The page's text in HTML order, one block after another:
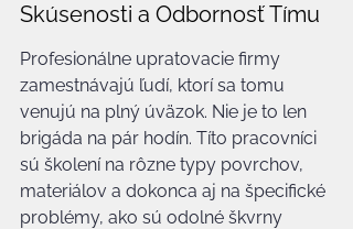
Skúsenosti a Odbornosť Tímu
Profesionálne upratovacie firmy
zamestnávajú ľudí, ktorí sa tomu
venujú na plný úväzok. Nie je to len
brigáda na pár hodín. Títo pracovníci
sú školení na rôzne typy povrchov,
materiálov a dokonca aj na špecifické
problémy, ako sú odolné škvrny